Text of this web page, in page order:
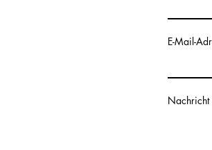
E-Mail-
Nachricht